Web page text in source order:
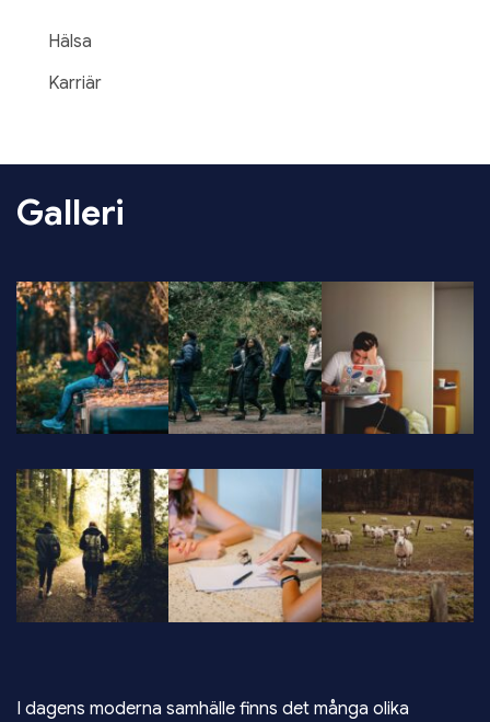
Hälsa
Karriär
Galleri
I dagens moderna samhälle finns det många olika